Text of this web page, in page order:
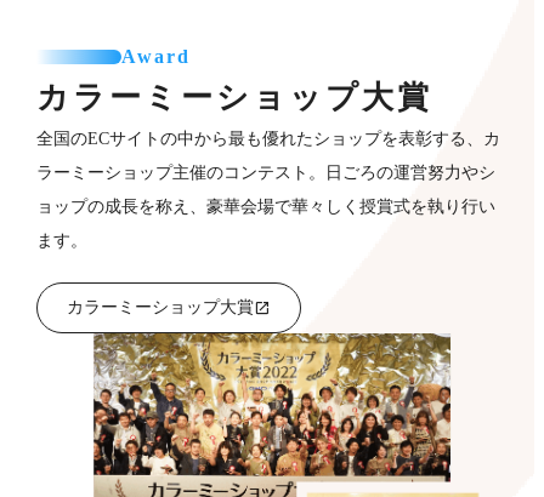
Award
カラーミーショップ大賞
全国のECサイトの中から最も優れたショップを表彰する、カ
ラーミーショップ主催のコンテスト。日ごろの運営努力やシ
ョップの成長を称え、豪華会場で華々しく授賞式を執り行い
ます。
カラーミーショップ大賞